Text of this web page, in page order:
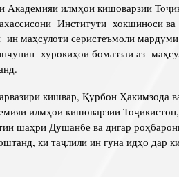
илмҳои кишоварзии
Институти хокшиносӣ ва
маҳсулоти серистеъмоли
хурокиҳои бомаззаи аз
кишвар, Қурбон Ҳакимзода
илмҳои кишоварзии Тоҷикистон,
шаҳри Душанбе ва дигар
ки таҷлили ин гуна идҳо дар